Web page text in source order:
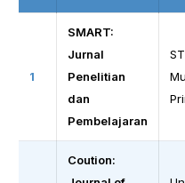
1
SMART:
Jurnal
Penelitian
dan
Pembelajaran
Coution: